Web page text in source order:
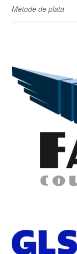
Metode de plata